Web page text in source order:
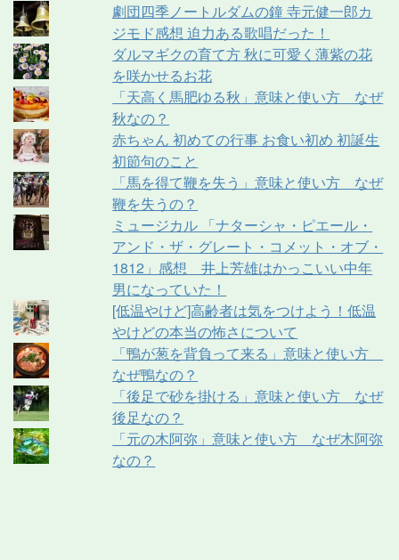
劇団四季ノートルダムの鐘 寺元健一郎カ
ジモド感想 迫力ある歌唱だった！
ダルマギクの育て方 秋に可愛く薄紫の花
を咲かせるお花
「天高く馬肥ゆる秋」意味と使い方 なぜ
秋なの？
赤ちゃん 初めての行事 お食い初め 初誕生
初節句のこと
「馬を得て鞭を失う」意味と使い方 なぜ
鞭を失うの？
ミュージカル 「ナターシャ・ピエール・
アンド・ザ・グレート・コメット・オブ・
1812」感想 井上芳雄はかっこいい中年
男になっていた！
[低温やけど]高齢者は気をつけよう！低温
やけどの本当の怖さについて
「鴨が葱を背負って来る」意味と使い方
なぜ鴨なの？
「後足で砂を掛ける」意味と使い方 なぜ
後足なの？
「元の木阿弥」意味と使い方 なぜ木阿弥
なの？